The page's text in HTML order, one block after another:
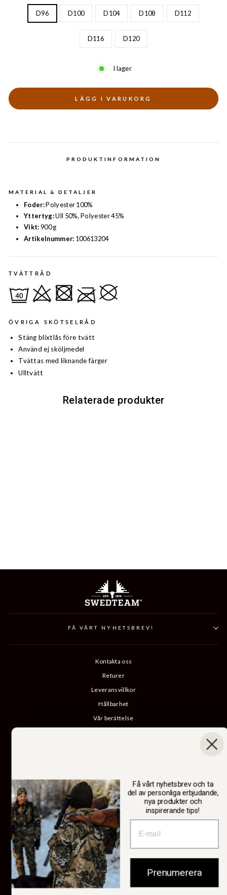
D96 D100 D104 D108 D112
D116 D120
I lager
LÄGG I VARUKORG
PRODUKTINFORMATION
MATERIAL & DETALJER
Foder:Polyester 100%
Yttertyg:Ull 50%, Polyester 45%
Vikt:900 g
Artikelnummer: 100613204
TVÄTTRÅD
ÖVRIGA SKÖTSELRÅD
Stäng blixtlås före tvätt
Använd ej sköljmedel
Tvättas med liknande färger
Ulltvätt
Relaterade produkter
FÅ VÅRT NYHETSBREV!
Kontakta oss
Returer
Leveransvillkor
Hållbarhet
Vår berättelse
SWEDTEAM AB
ValutaSverige (SEK kr)
© 2026 Swedteam
Få vårt nyhetsbrev och ta
del av personliga erbjudande,
nya produkter och
inspirerande tips!
Prenumerera